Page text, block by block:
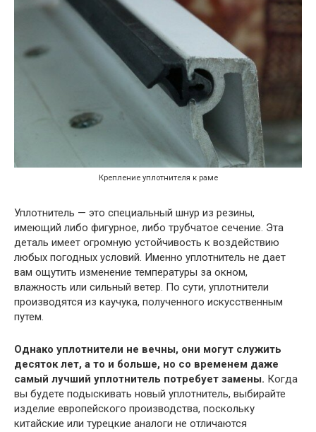
Крепление уплотнителя к раме
Уплотнитель — это специальный шнур из резины,
имеющий либо фигурное, либо трубчатое сечение. Эта
деталь имеет огромную устойчивость к воздействию
любых погодных условий. Именно уплотнитель не дает
вам ощутить изменение температуры за окном,
влажность или сильный ветер. По сути, уплотнители
производятся из каучука, полученного искусственным
путем.
Однако уплотнители не вечны, они могут служить
десяток лет, а то и больше, но со временем даже
самый лучший уплотнитель потребует замены. Когда
вы будете подыскивать новый уплотнитель, выбирайте
изделие европейского производства, поскольку
китайские или турецкие аналоги не отличаются